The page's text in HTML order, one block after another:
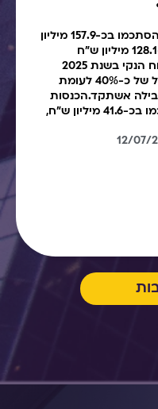
הכנסות המימון נטו בשנת 2025 הסתכמו בכ-157.9 מיליון
ש"ח, גידול של כ-23% לעומת כ-128.1 מיליון ש"ח
בתקופה המקבילה אשתקד.הרווח הנקי בשנת 2025
הסתכם בכ-71.9 מיליון ש"ח, גידול של כ-40% לעומת
אשתקד.הכנסות
ש"ח,
12/07/